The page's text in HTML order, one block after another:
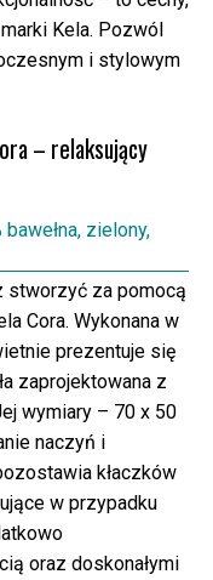
Kela. Pozwól
i stylowym
– relaksujący
stworzyć za pomocą
Cora. Wykonana w
prezentuje się
zaprojektowana z
wymiary – 70 x 50
naczyń i
kłaczków
w przypadku
oraz doskonałymi